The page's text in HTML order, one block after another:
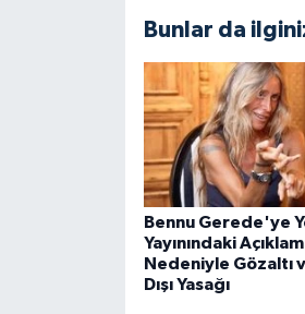
Bunlar da
Bennu Gerede'ye
Yayınındaki
Nedeniyle Gözaltı
Dışı Yasağı